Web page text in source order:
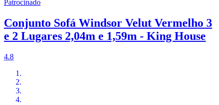
Patrocinado
Conjunto Sofá Windsor Velut Vermelho 3
e 2 Lugares 2,04m e 1,59m - King House
4.8